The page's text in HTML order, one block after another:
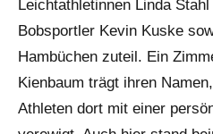
Leichtathletinnen Linda
Bobsportler Kevin Kuske
Hambüchen zuteil. Ein
Kienbaum trägt ihren
Athleten dort mit einer